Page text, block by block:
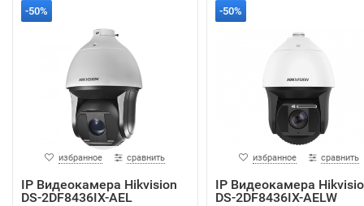
-50%
избранное сравнить
IP Видеокамера Hikvision
DS-2DF8436IX-AEL
-50%
избранное сравнить
IP Видеокамера
DS-2DF8436IX-AELW